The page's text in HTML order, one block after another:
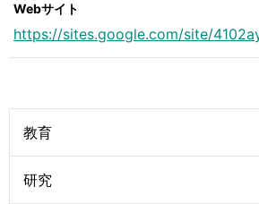
Webサイト
https://sites.google.com/site/
教育
研究